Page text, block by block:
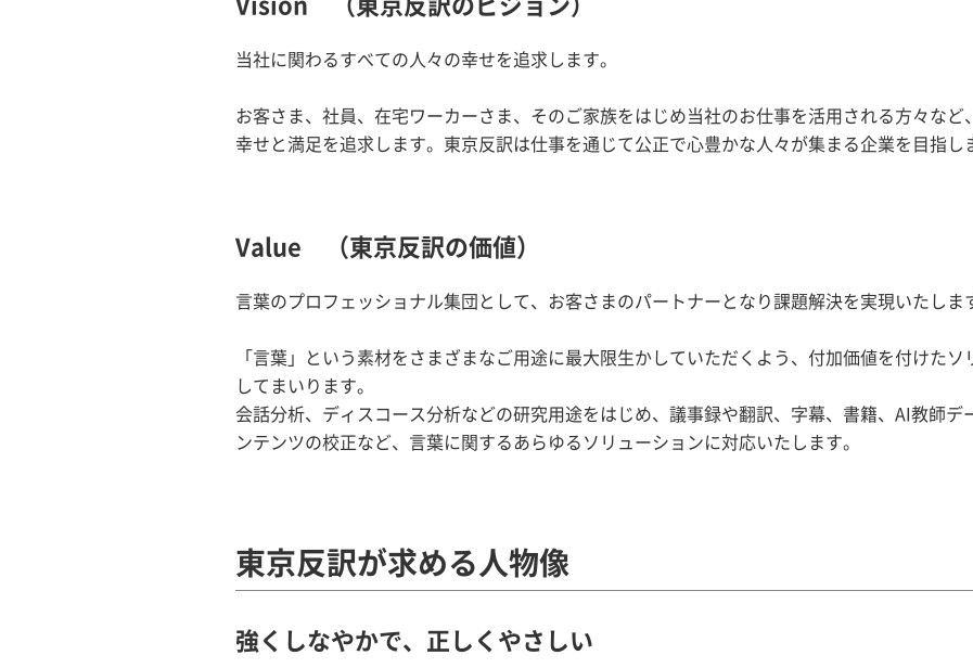
Vision （東京反訳のビジョン）
当社に関わるすべての人々の幸せを追求します。
お客さま、社員、在宅ワーカーさま、そのご家族をはじめ当社のお仕事を活用される方々など
幸せと満足を追求します。東京反訳は仕事を通じて公正で心豊かな人々が集まる企業を目指し
Value （東京反訳の価値）
言葉のプロフェッショナル集団として、お客さまのパートナーとなり課題解決を実現いたしま
「言葉」という素材をさまざまなご用途に最大限生かしていただくよう、付加価値を付けた
してまいります。
会話分析、ディスコース分析などの研究用途をはじめ、議事録や翻訳、字幕、書籍、AI教師デ
ンテンツの校正など、言葉に関するあらゆるソリューションに対応いたします。
東京反訳が求める人物像
強くしなやかで、正しくやさしい